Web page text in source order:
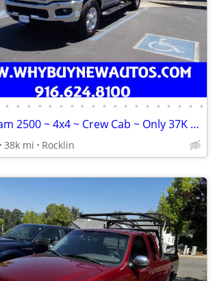
• • • • • • • • • • • • • • • • • • •
2024 Ram 2500 ~ 4x4 ~ Crew Cab ~ Only 37K Miles!
38k mi Rocklin